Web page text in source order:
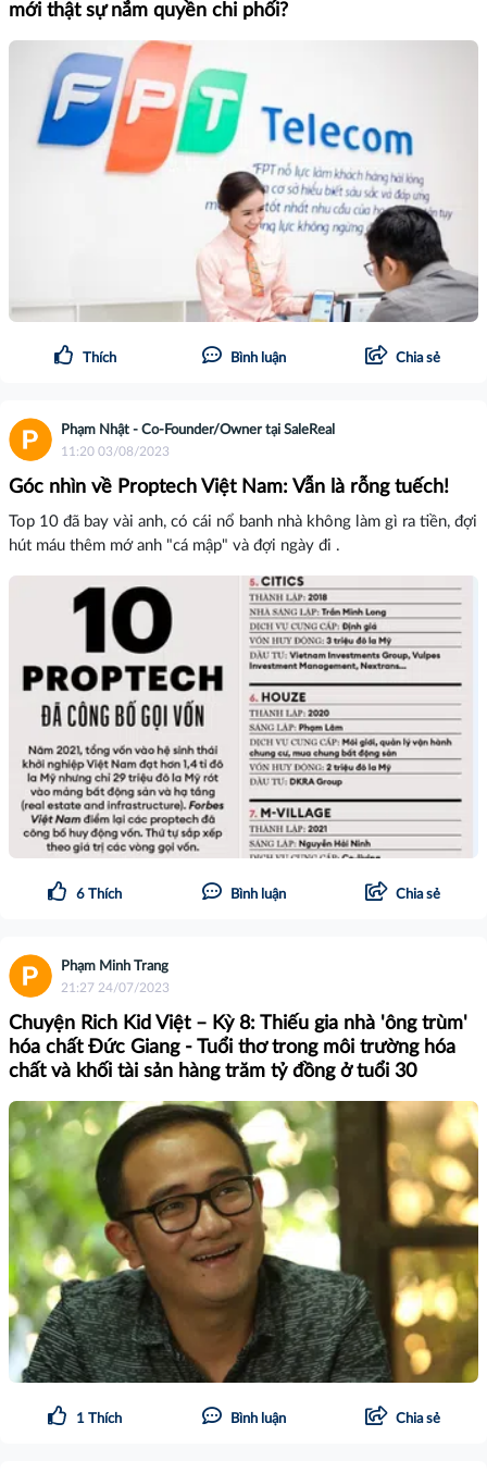
mới thật sự nắm quyền chi phối?
Thích Bình luận Chia sẻ
Phạm Nhật - Co-Founder/Owner tại SaleReal
11:20 03/08/2023
Góc nhìn về Proptech Việt Nam: Vẫn là rỗng tuếch!
Top 10 đã bay vài anh, có cái nổ banh nhà không làm gì ra tiền, đợi
hút máu thêm mớ anh "cá mập" và đợi ngày đi .
6 Thích Bình luận Chia sẻ
Phạm Minh Trang
21:27 24/07/2023
Chuyện Rich Kid Việt – Kỳ 8: Thiếu gia nhà 'ông trùm'
hóa chất Đức Giang - Tuổi thơ trong môi trường hóa
chất và khối tài sản hàng trăm tỷ đồng ở tuổi 30
1 Thích Bình luận Chia sẻ